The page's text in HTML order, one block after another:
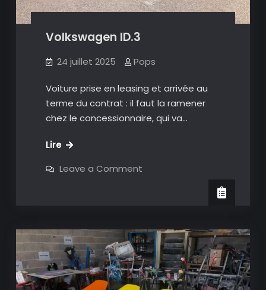
Volkswagen ID.3
24 juillet 2025 Pops
Voiture prise en leasing et arrivée au
terme du contrat : il faut la ramener
chez le concessionnaire, qui va…
LireVolkswagen
Leave a Commenton